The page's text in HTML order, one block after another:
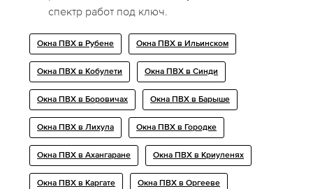
спектр работ под ключ.
Окна ПВХ в Рубене Окна ПВХ в Ильинском
Окна ПВХ в Кобулети Окна ПВХ в Синди
Окна ПВХ в Боровичах Окна ПВХ в Барыше
Окна ПВХ в Лихула Окна ПВХ в Городке
Окна ПВХ в Ахангаране Окна ПВХ в Криуленях
Окна ПВХ в Каргате Окна ПВХ в Оргееве